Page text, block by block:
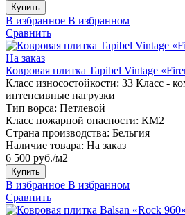
Купить
В избранное В избранном
Сравнить
На заказ
Ковровая плитка Tapibel Vintage
Класс износостойкости: 33 Класс -
интенсивные нагрузки
Тип ворса: Петлевой
Класс пожарной опасности: КМ2
Страна производства: Бельгия
Наличие товара: На заказ
6 500 руб./м2
Купить
В избранное В избранном
Сравнить